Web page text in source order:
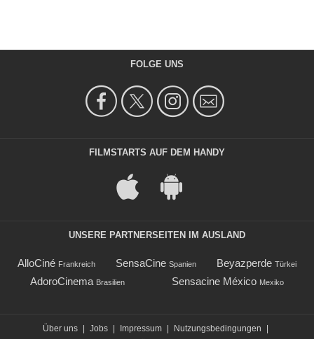
FOLGE UNS
FILMSTARTS AUF DEM HANDY
UNSERE PARTNERSEITEN IM AUSLAND
AlloCiné Frankreich SensaCine Spanien Beyazperde Türkei
AdoroCinema Brasilien Sensacine México Mexiko
Über uns Jobs Impressum Nutzungsbedingungen